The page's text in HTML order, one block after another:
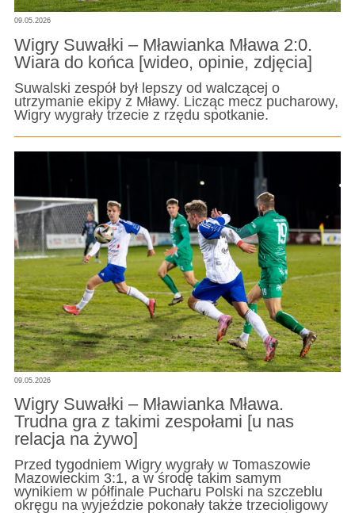
09.05.2026
Wigry Suwałki – Mławianka Mława 2:0.
Wiara do końca [wideo, opinie, zdjęcia]
Suwalski zespół był lepszy od walczącej o
utrzymanie ekipy z Mławy. Licząc mecz pucharowy,
Wigry wygrały trzecie z rzędu spotkanie.
09.05.2026
Wigry Suwałki – Mławianka Mława.
Trudna gra z takimi zespołami [u nas
relacja na żywo]
Przed tygodniem Wigry wygrały w Tomaszowie
Mazowieckim 3:1, a w środę takim samym
wynikiem w półfinale Pucharu Polski na szczeblu
okręgu na wyjeździe pokonały także trzecioligowy